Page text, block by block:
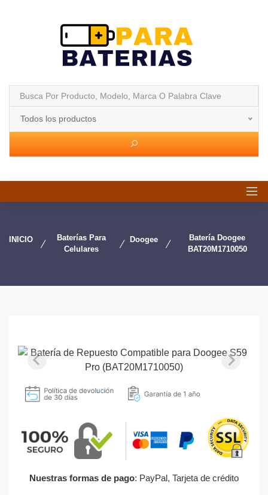
Todos los productos
INICIO
Baterías Para
Celulares
Doogee
Batería Doogee
BAT20M1710050
Nuestras formas de pago: PayPal, Tarjeta de crédito